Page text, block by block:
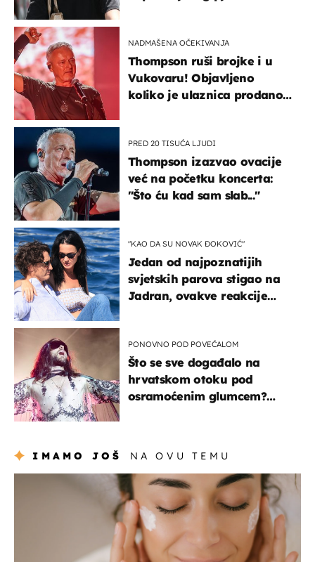
NADMAŠENA OČEKIVANJA
Thompson ruši brojke i u
Vukovaru! Objavljeno
koliko je ulaznica prodano
PRED 20 TISUĆA LJUDI
Thompson izazvao ovacije
već na početku koncerta:
"Što ću kad sam slab..."
"KAO DA SU NOVAK ĐOKOVIĆ"
Jedan od najpoznatijih
svjetskih parova stigao na
Jadran, ovakve reakcije
PONOVNO POD POVEĆALOM
Što se sve događalo na
hrvatskom otoku pod
osramoćenim glumcem?
IMAMO JOŠ NA OVU TEMU
moda & ljepota